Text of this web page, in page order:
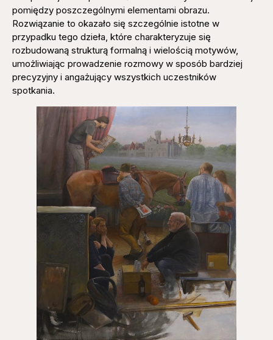
pomiędzy poszczególnymi elementami obrazu.
Rozwiązanie to okazało się szczególnie istotne w
przypadku tego dzieła, które charakteryzuje się
rozbudowaną strukturą formalną i wielością motywów,
umożliwiając prowadzenie rozmowy w sposób bardziej
precyzyjny i angażujący wszystkich uczestników
spotkania.